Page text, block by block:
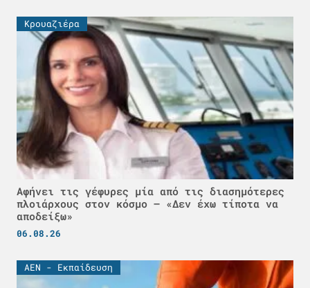
Κρουαζιέρα
Αφήνει τις γέφυρες μία από τις διασημότερες
πλοιάρχους στον κόσμο – «Δεν έχω τίποτα να
αποδείξω»
06.08.26
ΑΕΝ - Εκπαίδευση